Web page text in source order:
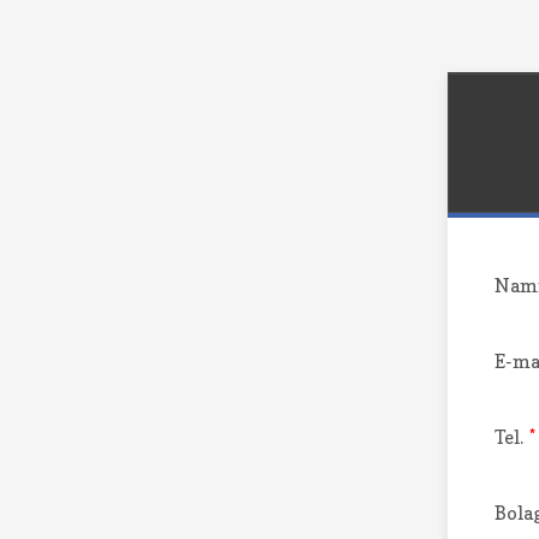
E-
Tel. *